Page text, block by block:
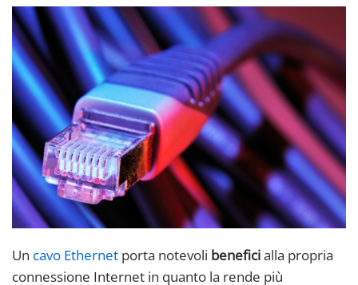
Un cavo Ethernet porta notevoli beneficialla propria
connessione Internet in quanto la rende più